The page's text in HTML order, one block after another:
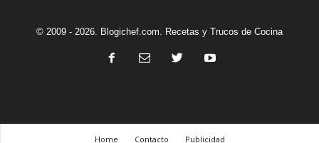
© 2009 - 2026. Blogichef.com. Recetas y Trucos de Cocina
Home Contacto Publicidad